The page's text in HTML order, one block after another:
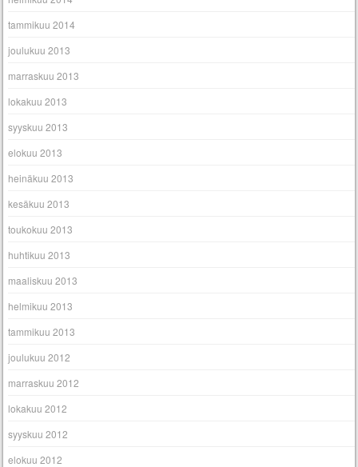
tammikuu 2014
joulukuu 2013
marraskuu 2013
lokakuu 2013
syyskuu 2013
elokuu 2013
heinäkuu 2013
kesäkuu 2013
toukokuu 2013
huhtikuu 2013
maaliskuu 2013
helmikuu 2013
tammikuu 2013
joulukuu 2012
marraskuu 2012
lokakuu 2012
syyskuu 2012
elokuu 2012